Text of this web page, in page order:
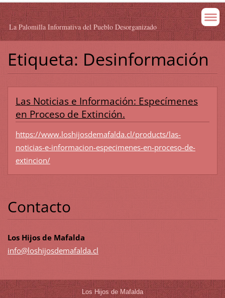
La Palomilla Informativa del Pueblo Desorganizado
Etiqueta: Desinformación
Las Noticias e Información: Especímenes
en Proceso de Extinción.
https://www.loshijosdemafalda.cl/products/las-
noticias-e-informacion-especimenes-en-proceso-de-
extincion/
Contacto
Los Hijos de Mafalda
info@loshijosdemafalda.cl
Los Hijos de Mafalda